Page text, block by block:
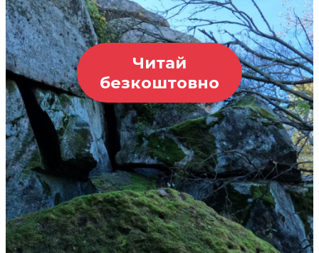
Читай
безкоштовно